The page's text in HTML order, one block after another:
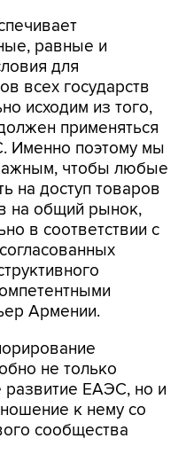
равные и
для
всех государств
исходим из того,
применяться
Именно поэтому мы
чтобы любые
на доступ товаров
на общий рынок,
в соответствии с
Армении.
не только
развитие ЕАЭС, но и
к нему со
сообщества